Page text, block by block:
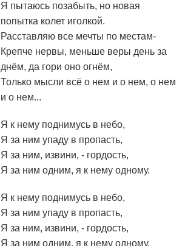
Я пытаюсь позабыть, но новая
попытка колет иголкой.
Расставляю все мечты по местам-
Крепче нервы, меньше веры день за
днём, да гори оно огнём,
Только мысли всё о нем и о нем, о нем
и о нем...
Я к нему поднимусь в небо,
Я за ним упаду в пропасть,
Я за ним, извини, - гордость,
Я за ним одним, я к нему одному.
Я к нему поднимусь в небо,
Я за ним упаду в пропасть,
Я за ним, извини, - гордость,
Я за ним одним, я к нему одному.